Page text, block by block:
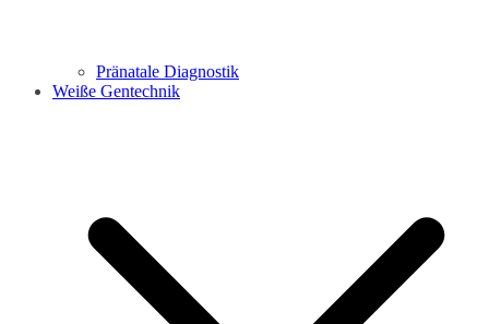
Pränatale Diagnostik
Weiße Gentechnik